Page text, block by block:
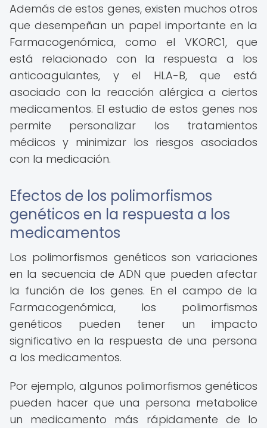
Además de estos genes, existen muchos otros
que desempeñan un papel importante en la
Farmacogenómica, como el VKORC1, que
está relacionado con la respuesta a los
anticoagulantes, y el HLA-B, que está
asociado con la reacción alérgica a ciertos
medicamentos. El estudio de estos genes nos
permite personalizar los tratamientos
médicos y minimizar los riesgos asociados
con la medicación.
Efectos de los polimorfismos
genéticos en la respuesta a los
medicamentos
Los polimorfismos genéticos son variaciones
en la secuencia de ADN que pueden afectar
la función de los genes. En el campo de la
Farmacogenómica, los polimorfismos
genéticos pueden tener un impacto
significativo en la respuesta de una persona
a los medicamentos.
Por ejemplo, algunos polimorfismos genéticos
pueden hacer que una persona metabolice
un medicamento más rápidamente de lo